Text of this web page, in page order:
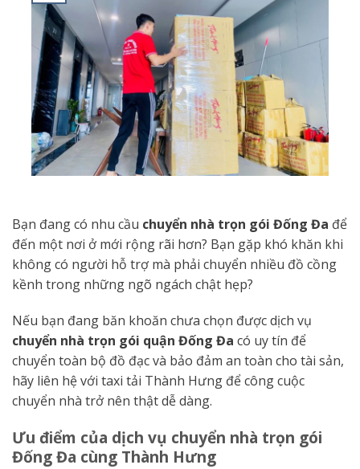
Bạn đang có nhu cầu chuyển nhà trọn gói Đống Đa để
đến một nơi ở mới rộng rãi hơn? Bạn gặp khó khăn khi
không có người hỗ trợ mà phải chuyển nhiều đồ cồng
kềnh trong những ngõ ngách chật hẹp?
Nếu bạn đang băn khoăn chưa chọn được dịch vụ
chuyển nhà trọn gói quận Đống Đa có uy tín để
chuyển toàn bộ đồ đạc và bảo đảm an toàn cho tài sản,
hãy liên hệ với taxi tải Thành Hưng để công cuộc
chuyển nhà trở nên thật dễ dàng.
Ưu điểm của dịch vụ chuyển nhà trọn gói
Đống Đa cùng Thành Hưng